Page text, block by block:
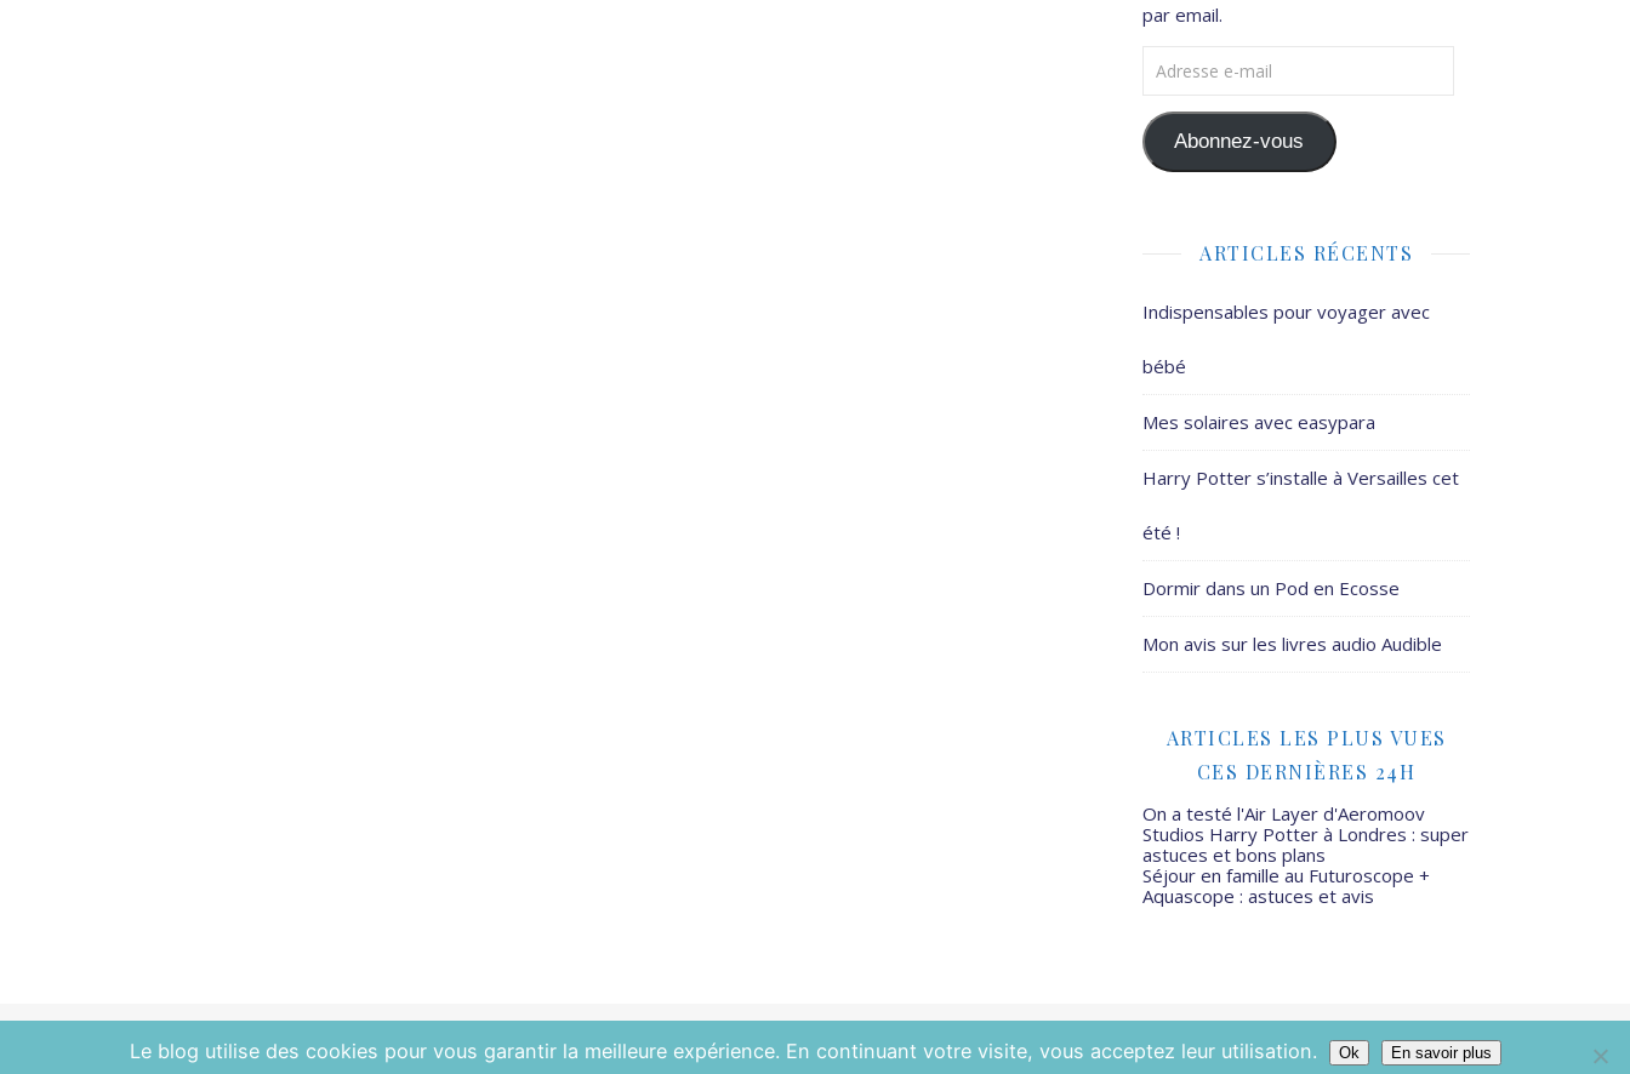
par email.
Adresse e-mail
Abonnez-vous
ARTICLES RÉCENTS
Indispensables pour voyager avec
bébé
Mes solaires avec easypara
Harry Potter s’installe à Versailles cet
été !
Dormir dans un Pod en Ecosse
Mon avis sur les livres audio Audible
ARTICLES LES PLUS VUES
CES DERNIÈRES 24H
On a testé l'Air Layer d'Aeromoov
Studios Harry Potter à Londres : super
astuces et bons plans
Séjour en famille au Futuroscope +
Aquascope : astuces et avis
Mamans Mais Pas Que - 2026 ©
Le blog utilise des cookies pour vous garantir la meilleure expérience. En continuant votre visite, vous acceptez leur utilisation. Ok En savoir plus